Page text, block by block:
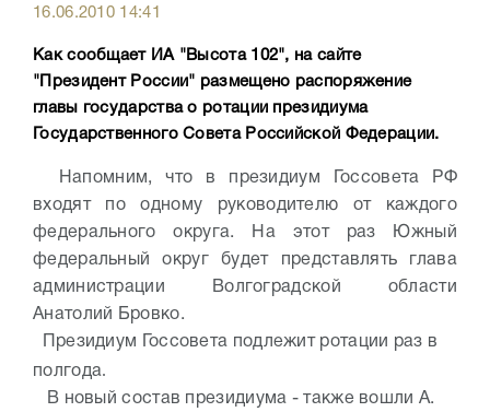
16.06.2010 14:41
Как сообщает ИА "Высота 102", на сайте
"Президент России" размещено распоряжение
главы государства о ротации президиума
Государственного Совета Российской Федерации.
Напомним, что в президиум Госсовета РФ
входят по одному руководителю от каждого
федерального округа. На этот раз Южный
федеральный округ будет представлять глава
администрации Волгоградской области
Анатолий Бровко.
Президиум Госсовета подлежит ротации раз в
полгода.
В новый состав президиума - также вошли А.